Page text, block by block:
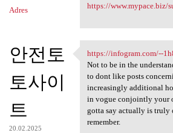
Adres
https://www.mypace.biz/
안전토
토사이
트
20.02.2025
https://
https://infogram.com/--
Not to be in the
to dont like posts
increasingly additional
in vogue conjointly your
gotta say actually is truly
remember.